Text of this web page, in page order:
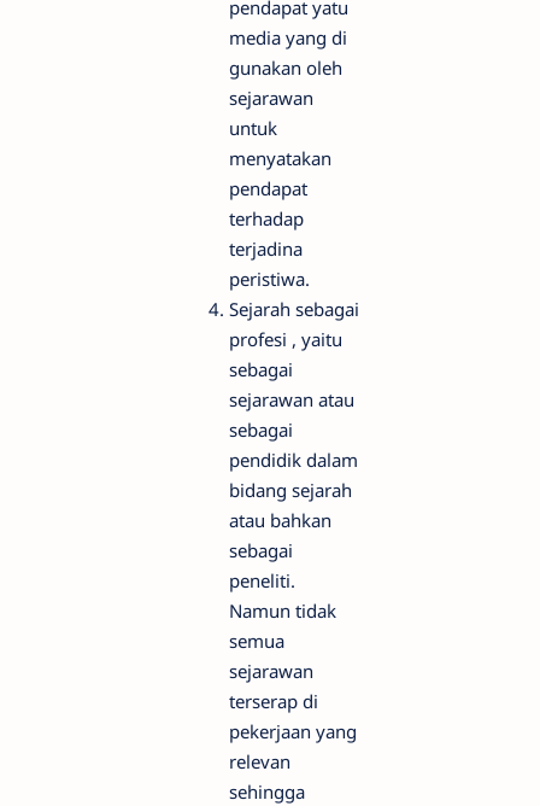
pendapat yatu
media yang di
gunakan oleh
sejarawan
untuk
menyatakan
pendapat
terhadap
terjadina
peristiwa.
Sejarah sebagai
profesi , yaitu
sebagai
sejarawan atau
sebagai
pendidik dalam
bidang sejarah
atau bahkan
sebagai
peneliti.
Namun tidak
semua
sejarawan
terserap di
pekerjaan yang
relevan
sehingga